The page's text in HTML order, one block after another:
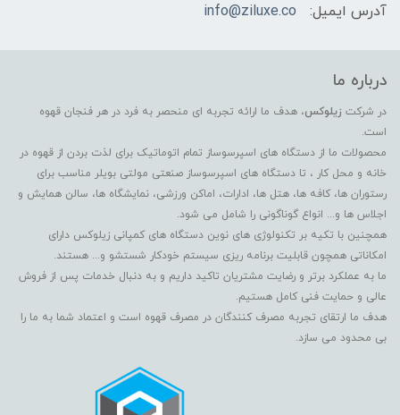
آدرس ایمیل:
info@ziluxe.co
درباره ما
در شرکت زیلوکس، هدف ما ارائه تجربه ای منحصر به فرد در هر فنجان قهوه
است.
محصولات ما از دستگاه های اسپرسوساز تمام اتوماتیک برای لذت بردن از قهوه در
خانه و محل کار ، تا دستگاه های اسپرسوساز صنعتی مولتی بویلر مناسب برای
رستوران ها، کافه ها، هتل ها، ادارات، اماکن ورزشی، نمایشگاه ها، سالن همایش و
اجلاس ها و... انواع گوناگونی را شامل می شود.
همچنین با تکیه بر تکنولوژی های نوین دستگاه های کمپانی زیلوکس دارای
امکاناتی همچون قابلیت برنامه ریزی سیستم خودکار شستشو و... هستند.
ما به عملکرد برتر و رضایت مشتریان تاکید داریم و به دنبال خدمات پس از فروش
عالی و حمایت فنی کامل هستیم.
هدف ما ارتقای تجربه مصرف کنندگان در مصرف قهوه است و اعتماد شما به ما را
بی محدود می سازد.